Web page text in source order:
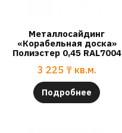
Металлосайдинг
«Корабельная доска»
Полиэстер 0,45 RAL7004
3 225 ₸ кв.м.
Подробнее